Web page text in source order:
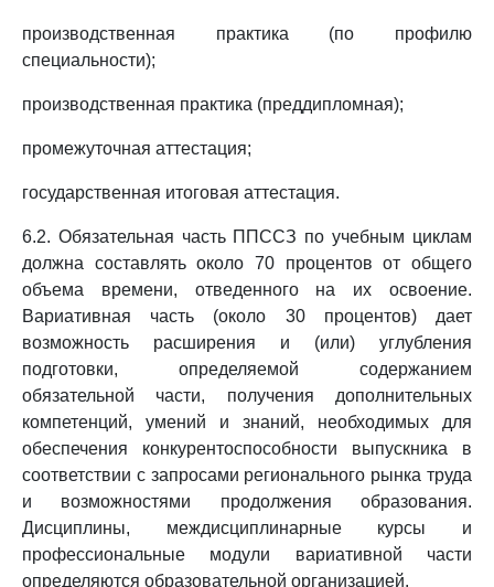
производственная практика (по профилю
специальности);
производственная практика (преддипломная);
промежуточная аттестация;
государственная итоговая аттестация.
6.2. Обязательная часть ППССЗ по учебным циклам
должна составлять около 70 процентов от общего
объема времени, отведенного на их освоение.
Вариативная часть (около 30 процентов) дает
возможность расширения и (или) углубления
подготовки, определяемой содержанием
обязательной части, получения дополнительных
компетенций, умений и знаний, необходимых для
обеспечения конкурентоспособности выпускника в
соответствии с запросами регионального рынка труда
и возможностями продолжения образования.
Дисциплины, междисциплинарные курсы и
профессиональные модули вариативной части
определяются образовательной организацией.